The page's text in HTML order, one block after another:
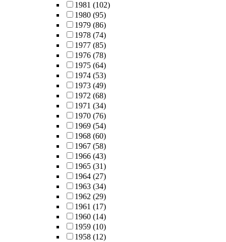
1981 (102)
1980 (95)
1979 (86)
1978 (74)
1977 (85)
1976 (78)
1975 (64)
1974 (53)
1973 (49)
1972 (68)
1971 (34)
1970 (76)
1969 (54)
1968 (60)
1967 (58)
1966 (43)
1965 (31)
1964 (27)
1963 (34)
1962 (29)
1961 (17)
1960 (14)
1959 (10)
1958 (12)